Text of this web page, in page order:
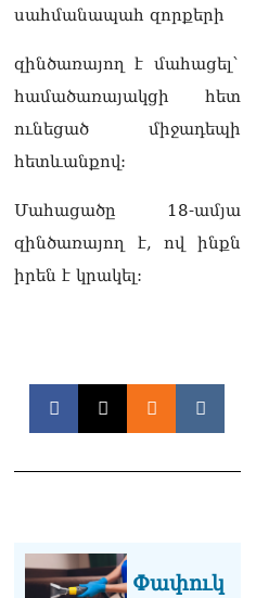
սահմանապահ զորքերի
զինծառայող է մահացել`
համածառայակցի հետ
ունեցած միջադեպի
հետևանքով:
Մահացածը 18-ամյա
զինծառայող է, ով ինքն
իրեն է կրակել:
Փափուկ